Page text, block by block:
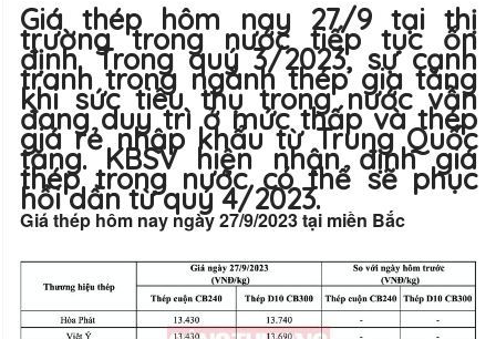
Giá thép hôm nay 27/9 tại thị
trường trong nước tiếp tục ổn
định. Trong quý 3/2023, sự cạnh
tranh trong ngành thép gia tăng
khi sức tiêu thụ trong nước vẫn
đang duy trì ở mức thấp và thép
giá rẻ nhập khẩu từ Trung Quốc
tăng. KBSV hiện nhận định giá
thép trong nước có thể sẽ phục
hồi dần từ quý 4/2023.
Giá thép hôm nay ngày 27/9/2023 tại miền Bắc